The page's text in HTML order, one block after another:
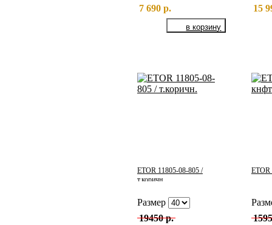
7 690 р.
15
ETOR 11805-08-805 /
т.коричн.
Размер
19450 р.
ETOR